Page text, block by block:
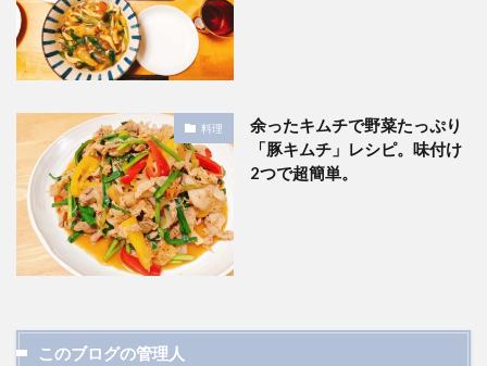
料理
余ったキムチで野菜たっぷり
「豚キムチ」レシピ。味付け
2つで超簡単。
このブログの管理人